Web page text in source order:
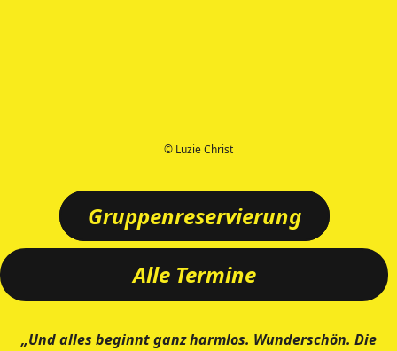
Gruppenreservierung
Alle Termine
„Und alles beginnt ganz harmlos. Wunderschön. Die
© Luzie Christ